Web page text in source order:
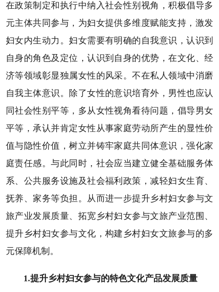
在政策制定和执行中纳入社会性别视角，积极倡导多
元主体共同参与，为妇女提供多维度赋能支持，激发
妇女内生动力。妇女需要有明确的自我意识，认识到
自身的角色及定位，认识到自身的优势，在文化、经
济等领域彰显独属女性的风采。不在私人领域中消磨
自我主体意识。除了女性的意识培育外，男性也应认
同社会性别平等，多从女性视角看待问题，倡导男女
平等，承认并肯定女性从事家庭劳动所产生的显性价
值与隐性价值，树立并铸牢家庭共同体意识，强化家
庭责任感。与此同时，社会应当建立健全基础服务体
系、公共服务设施及社会福利政策，减轻妇女生育、
抚养、家务等负担。从而进一步提升乡村妇女参与文
旅产业发展质量、拓宽乡村妇女参与文旅产业范围、
提升乡村妇女参与文化，构建乡村妇女文旅参与的多
元保障机制。
1.提升乡村妇女参与的特色文化产品发展质量